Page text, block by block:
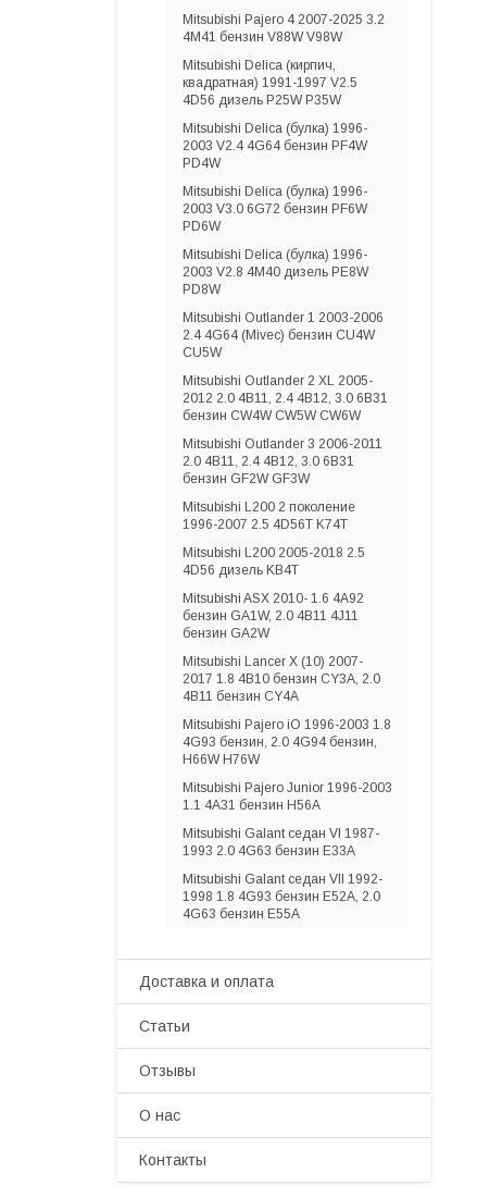
Mitsubishi Pajero 4 2007-2025 3.2
4M41 бензин V88W V98W
Mitsubishi Delica (кирпич,
квадратная) 1991-1997 V2.5
4D56 дизель P25W P35W
Mitsubishi Delica (булка) 1996-
2003 V2.4 4G64 бензин PF4W
PD4W
Mitsubishi Delica (булка) 1996-
2003 V3.0 6G72 бензин PF6W
PD6W
Mitsubishi Delica (булка) 1996-
2003 V2.8 4M40 дизель PE8W
PD8W
Mitsubishi Outlander 1 2003-2006
2.4 4G64 (Mivec) бензин CU4W
CU5W
Mitsubishi Outlander 2 XL 2005-
2012 2.0 4B11, 2.4 4B12, 3.0 6B31
бензин CW4W CW5W CW6W
Mitsubishi Outlander 3 2006-2011
2.0 4B11, 2.4 4B12, 3.0 6B31
бензин GF2W GF3W
Mitsubishi L200 2 поколение
1996-2007 2.5 4D56T K74T
Mitsubishi L200 2005-2018 2.5
4D56 дизель KB4T
Mitsubishi ASX 2010- 1.6 4A92
бензин GA1W, 2.0 4B11 4J11
бензин GA2W
Mitsubishi Lancer X (10) 2007-
2017 1.8 4B10 бензин CY3A, 2.0
4B11 бензин CY4A
Mitsubishi Pajero iO 1996-2003 1.8
4G93 бензин, 2.0 4G94 бензин,
H66W H76W
Mitsubishi Pajero Junior 1996-2003
1.1 4A31 бензин H56A
Mitsubishi Galant седан VI 1987-
1993 2.0 4G63 бензин E33A
Mitsubishi Galant седан VII 1992-
1998 1.8 4G93 бензин E52A, 2.0
4G63 бензин E55A
Доставка и оплата
Статьи
Отзывы
О нас
Контакты